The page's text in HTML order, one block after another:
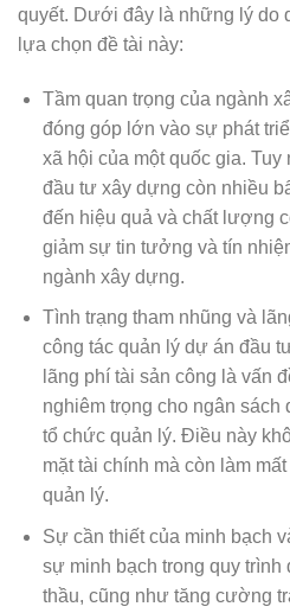
quyết. Dưới đây là những lý do
lựa chọn đề tài này:
Tầm quan trọng của ngành
đóng góp lớn vào sự phát
xã hội của một quốc gia.
đầu tư xây dựng còn nhiều
đến hiệu quả và chất lượng
giảm sự tin tưởng và tín
ngành xây dựng.
Tình trạng tham nhũng và
công tác quản lý dự án đầu
lãng phí tài sản công là vấn
nghiêm trọng cho ngân sách
tổ chức quản lý. Điều này
mặt tài chính mà còn làm
quản lý.
Sự cần thiết của minh bạch
sự minh bạch trong quy trình
thầu, cũng như tăng cường